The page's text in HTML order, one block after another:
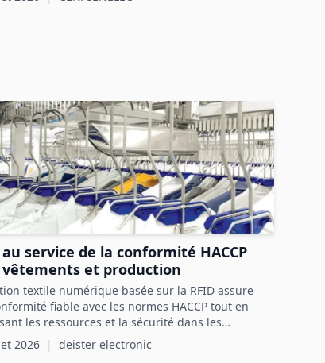
au service de la conformité HACCP
et production
textile numérique basée sur la RFID assure
fiable avec les normes HACCP tout en
les ressources et la sécurité dans les
agroalimentaires.
2026 | deister electronic